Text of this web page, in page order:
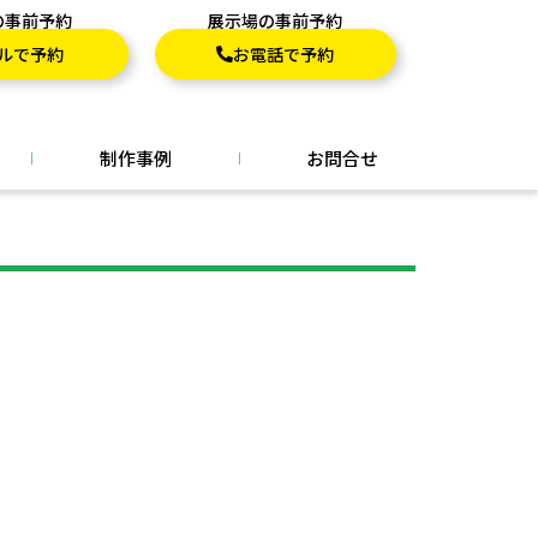
前予約
で予約
展示場の事前予約
お電話で予約
制作事例 お問合せ